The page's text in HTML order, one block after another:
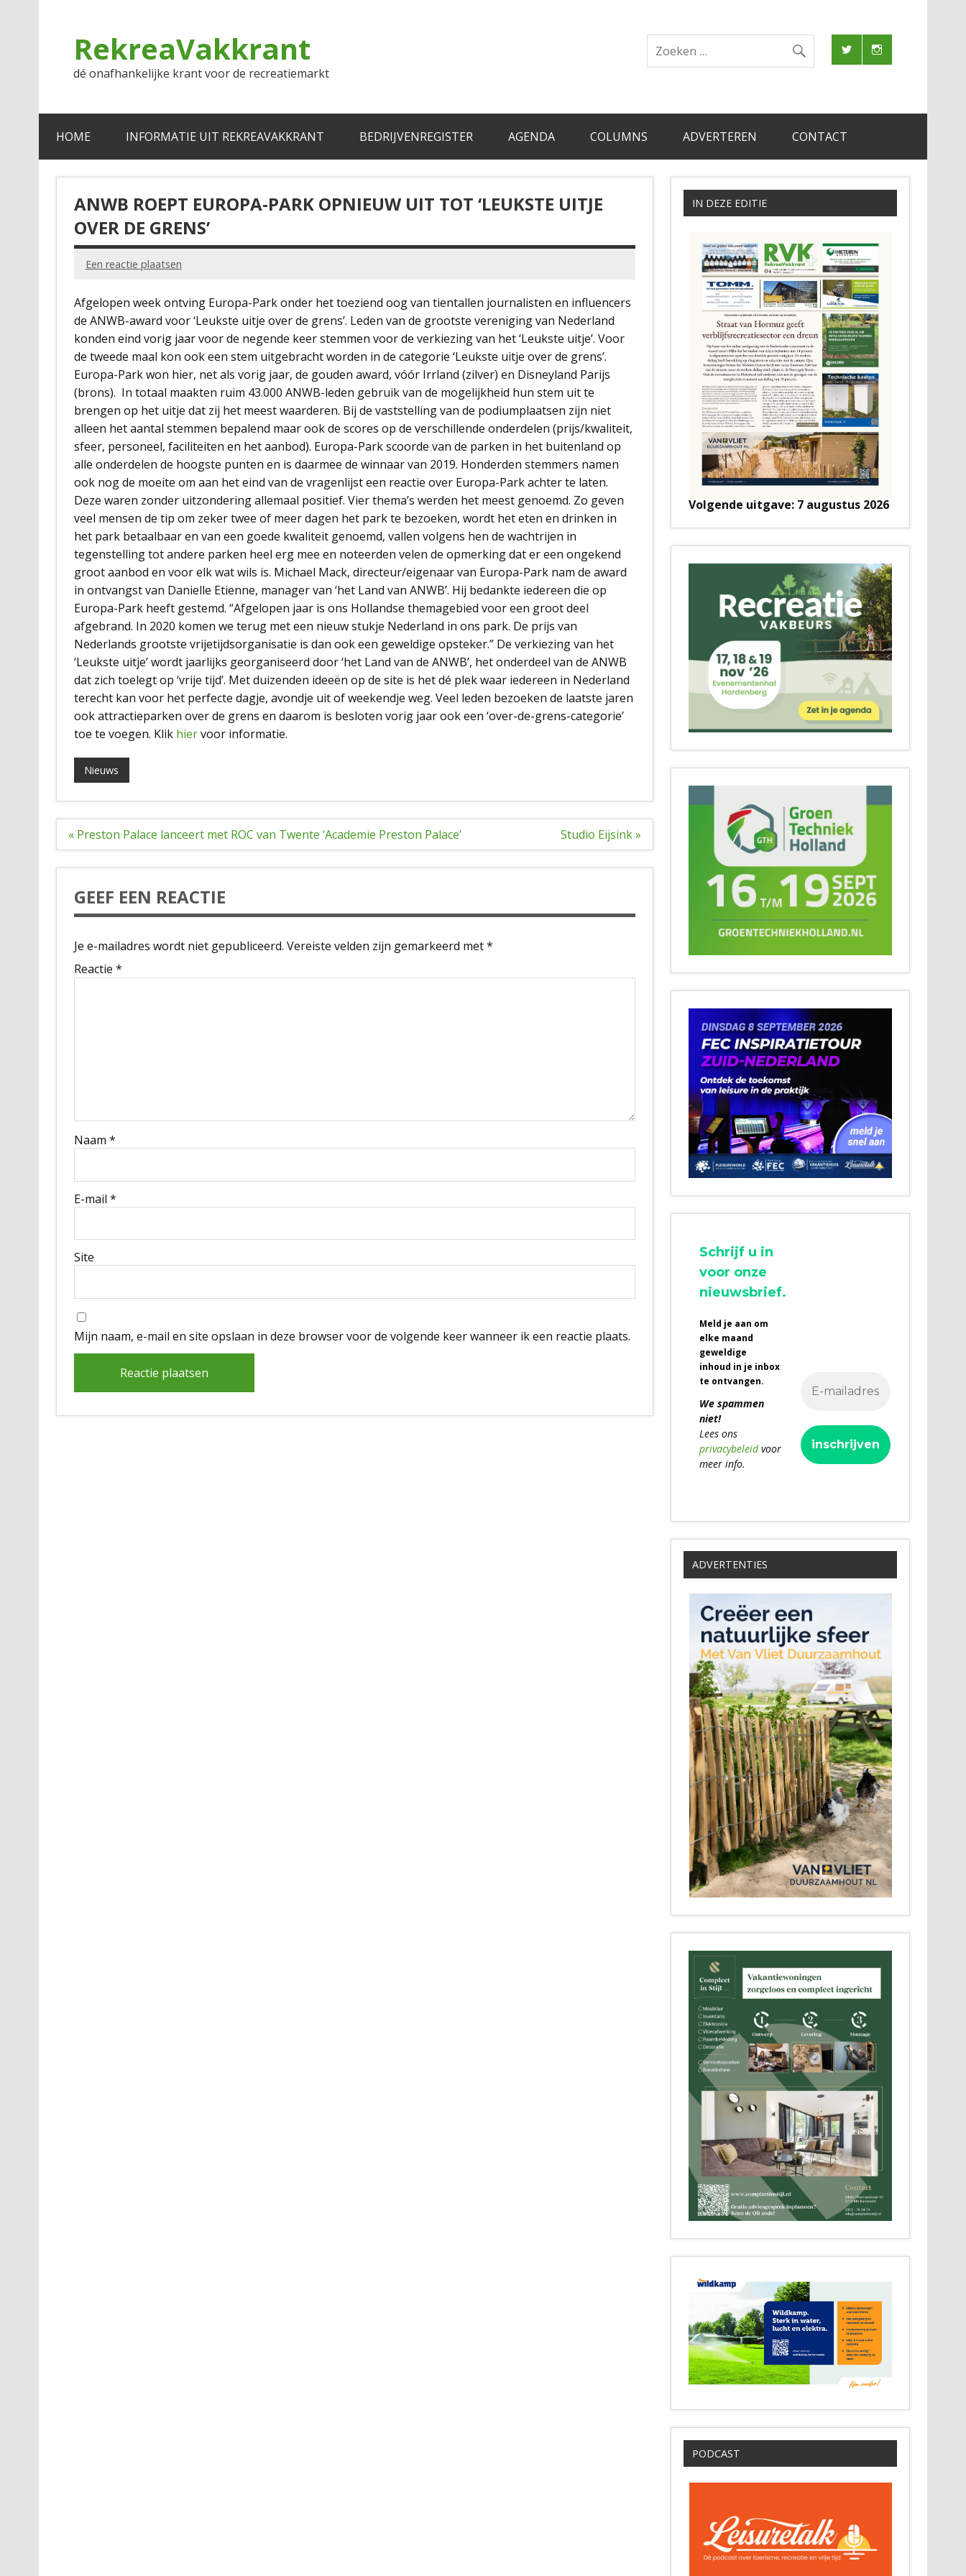
RekreaVakkrant
dé onafhankelijke krant voor de recreatiemarkt
HOME INFORMATIE UIT REKREAVAKKRANT BEDRIJVENREGISTER AGENDA COLUMNS ADVERTEREN CONTACT
ANWB ROEPT EUROPA-PARK OPNIEUW UIT TOT ‘LEUKSTE UITJE
OVER DE GRENS’
Een reactie plaatsen
Afgelopen week ontving Europa-Park onder het toeziend oog van tientallen journalisten en influencers
de ANWB-award voor ‘Leukste uitje over de grens’. Leden van de grootste vereniging van Nederland
konden eind vorig jaar voor de negende keer stemmen voor de verkiezing van het ‘Leukste uitje’. Voor
de tweede maal kon ook een stem uitgebracht worden in de categorie ‘Leukste uitje over de grens’.
Europa-Park won hier, net als vorig jaar, de gouden award, vóór Irrland (zilver) en Disneyland Parijs
(brons). In totaal maakten ruim 43.000 ANWB-leden gebruik van de mogelijkheid hun stem uit te
brengen op het uitje dat zij het meest waarderen. Bij de vaststelling van de podiumplaatsen zijn niet
alleen het aantal stemmen bepalend maar ook de scores op de verschillende onderdelen (prijs/kwaliteit,
sfeer, personeel, faciliteiten en het aanbod). Europa-Park scoorde van de parken in het buitenland op
alle onderdelen de hoogste punten en is daarmee de winnaar van 2019. Honderden stemmers namen
ook nog de moeite om aan het eind van de vragenlijst een reactie over Europa-Park achter te laten.
Deze waren zonder uitzondering allemaal positief. Vier thema’s werden het meest genoemd. Zo geven
veel mensen de tip om zeker twee of meer dagen het park te bezoeken, wordt het eten en drinken in
het park betaalbaar en van een goede kwaliteit genoemd, vallen volgens hen de wachtrijen in
tegenstelling tot andere parken heel erg mee en noteerden velen de opmerking dat er een ongekend
groot aanbod en voor elk wat wils is. Michael Mack, directeur/eigenaar van Europa-Park nam de award
in ontvangst van Danielle Etienne, manager van ‘het Land van ANWB’. Hij bedankte iedereen die op
Europa-Park heeft gestemd. “Afgelopen jaar is ons Hollandse themagebied voor een groot deel
afgebrand. In 2020 komen we terug met een nieuw stukje Nederland in ons park. De prijs van
Nederlands grootste vrijetijdsorganisatie is dan ook een geweldige opsteker.” De verkiezing van het
‘Leukste uitje’ wordt jaarlijks georganiseerd door ‘het Land van de ANWB’, het onderdeel van de ANWB
dat zich toelegt op ‘vrije tijd’. Met duizenden ideeën op de site is het dé plek waar iedereen in Nederland
terecht kan voor het perfecte dagje, avondje uit of weekendje weg. Veel leden bezoeken de laatste jaren
ook attractieparken over de grens en daarom is besloten vorig jaar ook een ‘over-de-grens-categorie’
toe te voegen. Klik hiervoor informatie.
Nieuws
Bericht
« Preston Palace lanceert met ROC van Twente ‘Academie Preston Palace’ Studio Eijsink »
GEEF EEN REACTIE
Je e-mailadres wordt niet gepubliceerd. Vereiste velden zijn gemarkeerd met*
Reactie *
Naam *
E-mail *
Site
Mijn naam, e-mail en site opslaan in deze browser voor de volgende keer wanneer ik een reactie plaats.
Alternative:
IN DEZE EDITIE
Volgende uitgave: 7 augustus 2026
Schrijf u in
voor onze
nieuwsbrief.
Meld je aan om
elke maand
geweldige
inhoud in je inbox
te ontvangen.
We spammen
niet!
Lees ons
privacybeleidvoor
meer info.
ADVERTENTIES
PODCAST